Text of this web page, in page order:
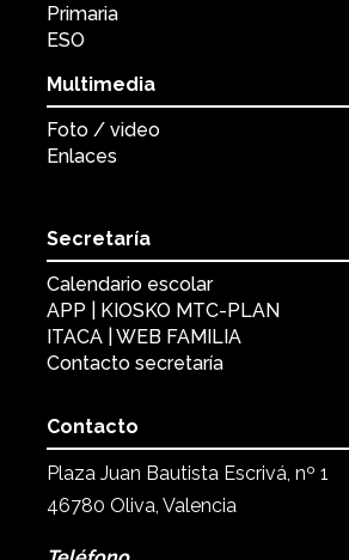
Primaria
ESO
Multimedia
Foto / video
Enlaces
Secretaría
Calendario escolar
APP | KIOSKO MTC-PLAN
ITACA | WEB FAMILIA
Contacto secretaría
Contacto
Plaza Juan Bautista Escrivá, nº 1
46780 Oliva, Valencia